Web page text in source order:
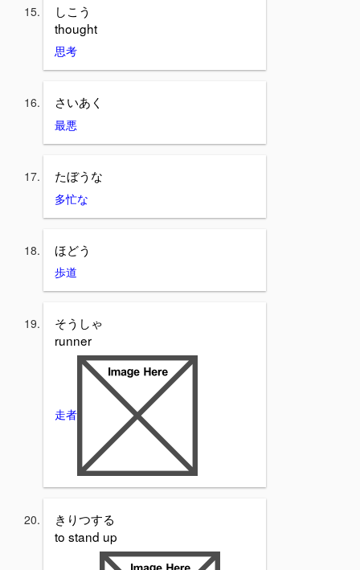
しこう
thought
思考
さいあく
最悪
たぼうな
多忙な
ほどう
歩道
そうしゃ
runner
走者
きりつする
to stand up